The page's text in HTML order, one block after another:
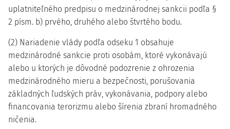
uplatniteľného predpisu o medzinárodnej sankcii podľa §
2 písm. b) prvého, druhého alebo štvrtého bodu.
(2) Nariadenie vlády podľa odseku 1 obsahuje
medzinárodné sankcie proti osobám, ktoré vykonávajú
alebo u ktorých je dôvodné podozrenie z ohrozenia
medzinárodného mieru a bezpečnosti, porušovania
základných ľudských práv, vykonávania, podpory alebo
financovania terorizmu alebo šírenia zbraní hromadného
ničenia.